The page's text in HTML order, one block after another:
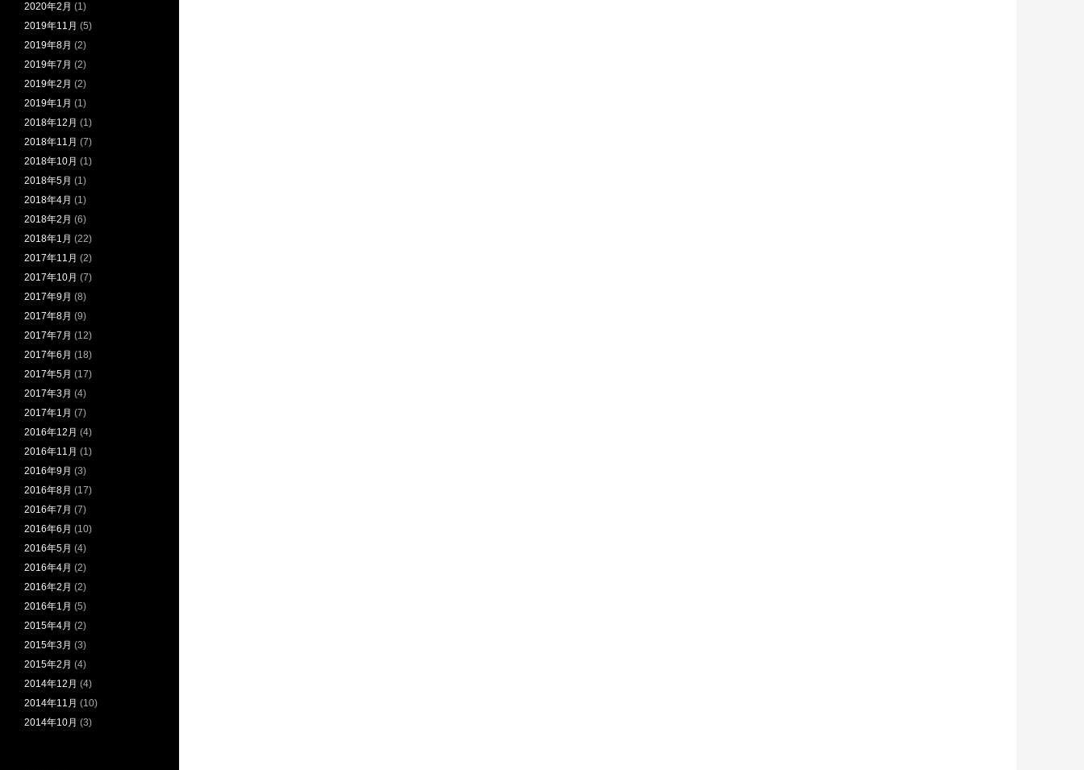
2020年2月 (1)
2019年11月 (5)
2019年8月 (2)
2019年7月 (2)
2019年2月 (2)
2019年1月 (1)
2018年12月 (1)
2018年11月 (7)
2018年10月 (1)
2018年5月 (1)
2018年4月 (1)
2018年2月 (6)
2018年1月 (22)
2017年11月 (2)
2017年10月 (7)
2017年9月 (8)
2017年8月 (9)
2017年7月 (12)
2017年6月 (18)
2017年5月 (17)
2017年3月 (4)
2017年1月 (7)
2016年12月 (4)
2016年11月 (1)
2016年9月 (3)
2016年8月 (17)
2016年7月 (7)
2016年6月 (10)
2016年5月 (4)
2016年4月 (2)
2016年2月 (2)
2016年1月 (5)
2015年4月 (2)
2015年3月 (3)
2015年2月 (4)
2014年12月 (4)
2014年11月 (10)
2014年10月 (3)